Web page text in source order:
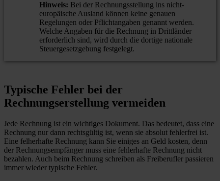
Hinweis: Bei der Rechnungsstellung ins nicht-
europäische Ausland können keine genauen
Regelungen oder Pflichtangaben genannt werden.
Welche Angaben für die Rechnung in Drittländer
erforderlich sind, wird durch die dortige nationale
Steuergesetzgebung festgelegt.
Typische Fehler bei der
Rechnungserstellung vermeiden
Jede Rechnung ist ein wichtiges Dokument. Das bedeutet, dass eine
Rechnung nur dann rechtsgültig ist, wenn sie absolut fehlerfrei ist.
Eine felherhafte Rechnung kann Sie einiges an Geld kosten, denn
der Rechnungsempfänger muss eine fehlerhafte Rechnung nicht
bezahlen. Auch beim Rechnung schreiben als Freiberufler passieren
immer wieder typische Fehler.